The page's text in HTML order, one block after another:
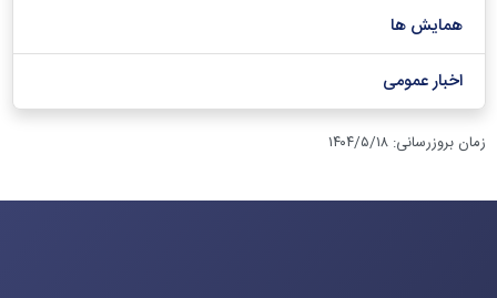
همایش ها
اخبار عمومی
زمان بروزرسانی:۱۴۰۴/۵/۱۸